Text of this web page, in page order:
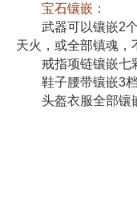
宝石镶嵌：
武器可以镶嵌2个
天火，或全部镇魂，
戒指项链镶嵌七
鞋子腰带镶嵌3档
头盔衣服全部镶